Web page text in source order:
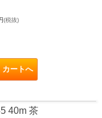
(税抜)
カートへ
40m 茶